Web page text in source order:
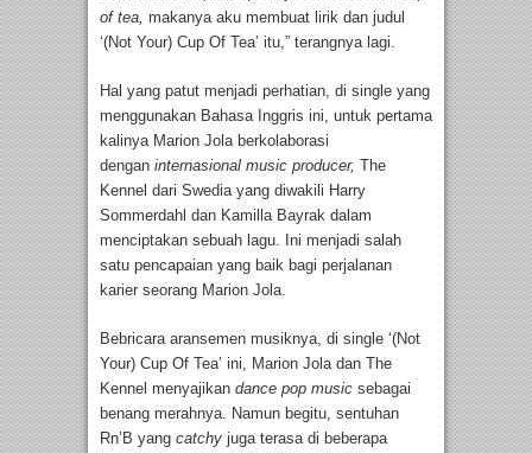
of tea, makanya aku membuat lirik dan judul
‘(Not Your) Cup Of Tea’ itu,” terangnya lagi.
Hal yang patut menjadi perhatian, di single yang
menggunakan Bahasa Inggris ini, untuk pertama
kalinya Marion Jola berkolaborasi
dengan internasional music producer, The
Kennel dari Swedia yang diwakili Harry
Sommerdahl dan Kamilla Bayrak dalam
menciptakan sebuah lagu. Ini menjadi salah
satu pencapaian yang baik bagi perjalanan
karier seorang Marion Jola.
Bebricara aransemen musiknya, di single ‘(Not
Your) Cup Of Tea’ ini, Marion Jola dan The
Kennel menyajikan dance pop music sebagai
benang merahnya. Namun begitu, sentuhan
Rn’B yang catchy juga terasa di beberapa